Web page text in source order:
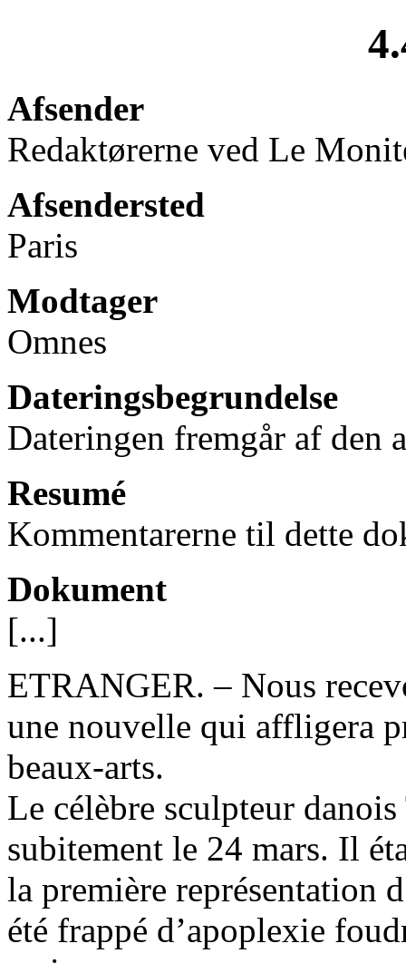
Afsender
Redaktørerne ved Le
Afsendersted
Paris
Modtager
Omnes
Dateringsbegrundelse
Dateringen fremgår af den
Resumé
Kommentarerne til dette
Dokument
[...]
ETRANGER. – Nous
une nouvelle qui affligera
beaux-arts.
Le célèbre sculpteur
subitement le 24 mars. Il
la première représentation
été frappé d’apoplexie